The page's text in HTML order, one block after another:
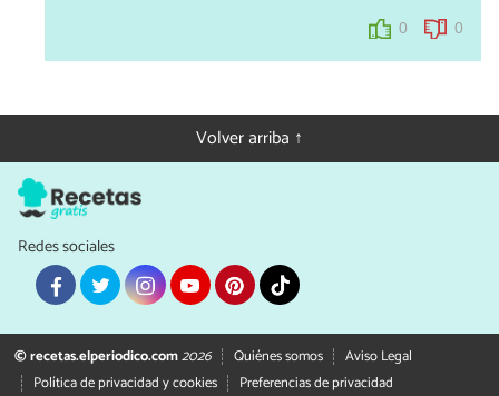
0 0
Volver arriba ↑
Redes sociales
© recetas.elperiodico.com2026 Quiénes somos
Aviso Legal
Política de privacidad y cookies
Preferencias de privacidad